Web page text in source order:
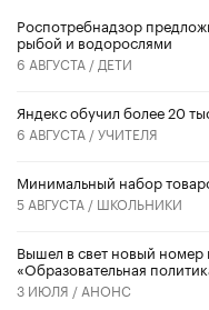
Роспотребнадзор
рыбой и водорослями
6 АВГУСТА / ДЕТИ
​Яндекс обучил более 20
6 АВГУСТА /УЧИТЕЛЯ
Минимальный набор
5 АВГУСТА / ШКОЛЬНИКИ
Вышел в свет новый номер
«Образовательная
3 ИЮЛЯ / АНОНС